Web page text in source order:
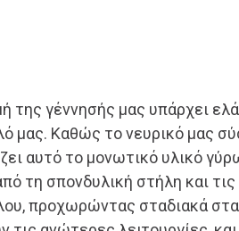
της γέννησής μας υπάρχει
μας. Καθώς το νευρικό μας
αυτό το μονωτικό υλικό
τη σπονδυλική στήλη και
προχωρώντας σταδιακά